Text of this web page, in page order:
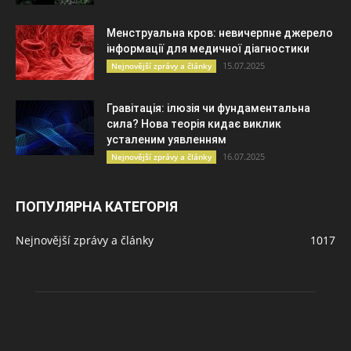
Менструальна кров: невичерпне джерело
інформації для медичної діагностики
Nejnovější zprávy a články 15.07.2025
Гравітація: ілюзія чи фундаментальна
сила? Нова теорія кидає виклик
усталеним уявленням
Nejnovější zprávy a články 16.07.2025
ПОПУЛЯРНА КАТЕГОРІЯ
Nejnovější zprávy a články 1017